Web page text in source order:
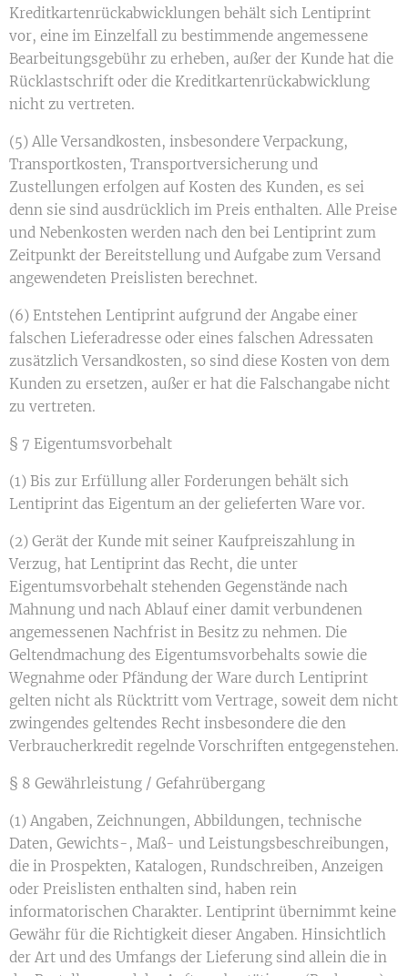
Kreditkartenrückabwicklungen behält sich Lentiprint
vor, eine im Einzelfall zu bestimmende angemessene
Bearbeitungsgebühr zu erheben, außer der Kunde hat die
Rücklastschrift oder die Kreditkartenrückabwicklung
nicht zu vertreten.
(5) Alle Versandkosten, insbesondere Verpackung,
Transportkosten, Transportversicherung und
Zustellungen erfolgen auf Kosten des Kunden, es sei
denn sie sind ausdrücklich im Preis enthalten. Alle Preise
und Nebenkosten werden nach den bei Lentiprint zum
Zeitpunkt der Bereitstellung und Aufgabe zum Versand
angewendeten Preislisten berechnet.
(6) Entstehen Lentiprint aufgrund der Angabe einer
falschen Lieferadresse oder eines falschen Adressaten
zusätzlich Versandkosten, so sind diese Kosten von dem
Kunden zu ersetzen, außer er hat die Falschangabe nicht
zu vertreten.
§ 7 Eigentumsvorbehalt
(1) Bis zur Erfüllung aller Forderungen behält sich
Lentiprint das Eigentum an der gelieferten Ware vor.
(2) Gerät der Kunde mit seiner Kaufpreiszahlung in
Verzug, hat Lentiprint das Recht, die unter
Eigentumsvorbehalt stehenden Gegenstände nach
Mahnung und nach Ablauf einer damit verbundenen
angemessenen Nachfrist in Besitz zu nehmen. Die
Geltendmachung des Eigentumsvorbehalts sowie die
Wegnahme oder Pfändung der Ware durch Lentiprint
gelten nicht als Rücktritt vom Vertrage, soweit dem nicht
zwingendes geltendes Recht insbesondere die den
Verbraucherkredit regelnde Vorschriften entgegenstehen.
§ 8 Gewährleistung / Gefahrübergang
(1) Angaben, Zeichnungen, Abbildungen, technische
Daten, Gewichts-, Maß- und Leistungsbeschreibungen,
die in Prospekten, Katalogen, Rundschreiben, Anzeigen
oder Preislisten enthalten sind, haben rein
informatorischen Charakter. Lentiprint übernimmt keine
Gewähr für die Richtigkeit dieser Angaben. Hinsichtlich
der Art und des Umfangs der Lieferung sind allein die in